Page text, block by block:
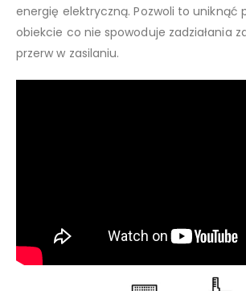
energię elektryczną. Pozwoli to uniknąć
obiekcie co nie spowoduje zadziałania
przerw w zasilaniu.